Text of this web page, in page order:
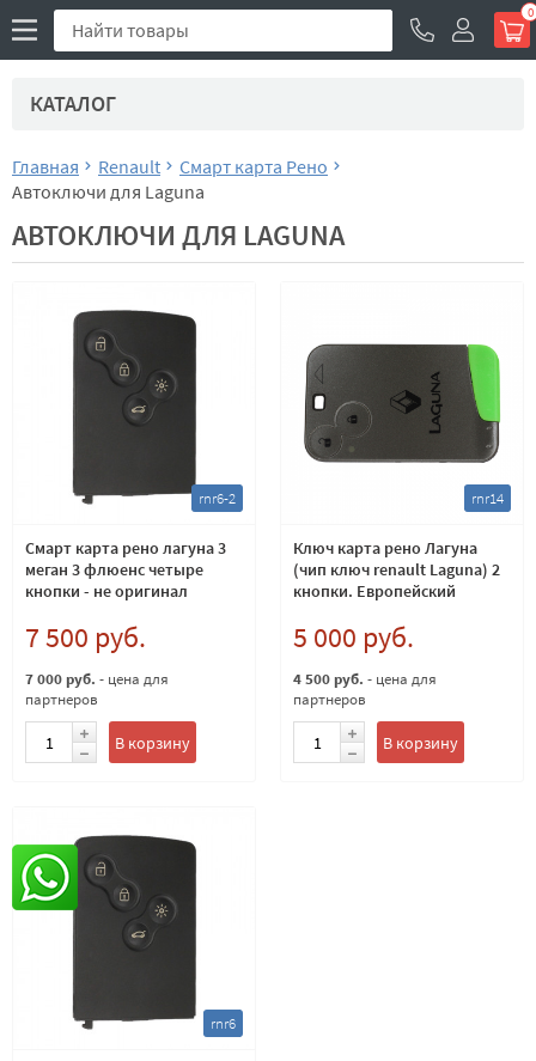
0
КАТАЛОГ
Главная Renault
Смарт карта Рено
Автоключи для Laguna
АВТОКЛЮЧИ ДЛЯ LAGUNA
rnr6-2
Смарт карта рено лагуна 3
меган 3 флюенс четыре
кнопки - не оригинал
7 500 руб.
7 000 руб. - цена для
партнеров
В корзину
rnr14
Ключ карта рено Лагуна
(чип ключ renault Laguna) 2
кнопки. Европейский
5 000 руб.
4 500 руб. - цена для
партнеров
В корзину
rnr6